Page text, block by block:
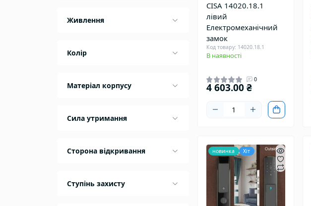
Живлення
Колір
Матеріал корпусу
Сила утримання
Сторона відкривання
Ступінь захисту
CISA 14020.18.1
лівий
Електромеханічний
замок
Код товару: 14020.18.1
В наявності
0
4 603.00 ₴
новинка Хіт